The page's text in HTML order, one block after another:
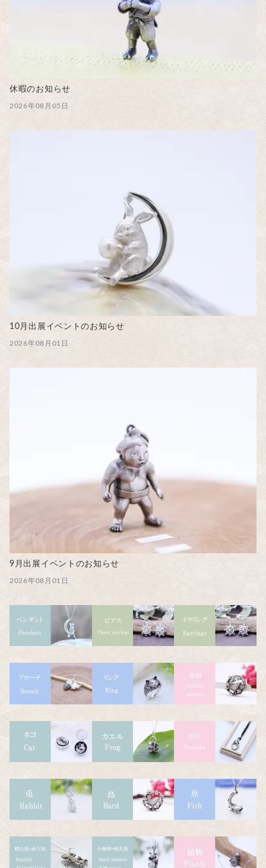
休暇のお知らせ
2026年08月05日
10月出展イベントのお知らせ
2026年08月01日
9月出展イベントのお知らせ
2026年08月01日